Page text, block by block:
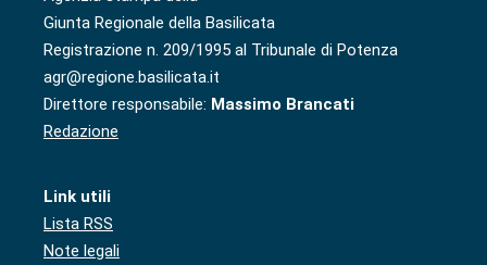
Giunta Regionale della Basilicata
Registrazione n. 209/1995 al Tribunale di Potenza
agr@regione.basilicata.it
Direttore responsabile: Massimo Brancati
Redazione
Link utili
Lista RSS
Note legali